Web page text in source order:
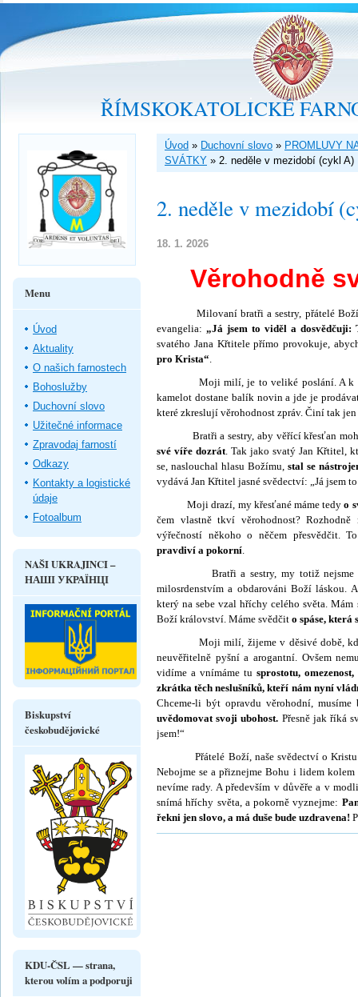
ŘÍMSKOKATOLICKÉ
Úvod » Duchovní slovo » PROMLUVY
SVÁTKY » 2. neděle v mezidobí (cykl A)
2. neděle v mezidobí
18. 1. 2026
Věrohodně
Milovaní bratři a sestry, přátelé Boží! V
evangelia: „Já jsem to viděl a dosvědčuji:
svatého Jana Křtitele přímo provo­kuje,
pro Krista“.
Moji milí, je to veliké poslání. A k
kamelot dostane balík novin a jde je
které zkreslují věrohod­nost zpráv. Činí tak
Bratři a sestry, aby věřící křesťan mohl
své víře dozrát. Tak jako svatý Jan Křtitel,
se, naslouchal hlasu Božímu, stal se
vydává Jan Křtitel jasné svědectví: „Já jsem
Moji drazí, my křesťané máme tedyo
čem vlastně tkví věrohodnost?
výřečností někoho o něčem přesvěd­čit.
pravdiví a po­korní.
Bratři a sestry, my totiž nejsme nic
milosrdenstvím a obdarováni Boží láskou.
který na sebe vzal hříchy celého světa.
Boží království. Máme svědčit o spáse, která
Moji milí, žijeme v děsivé době, kdy
neuvěřitelně pyšní a aro­gantní. Ovšem
vidíme a vnímáme tusprostotu,
zkrátka těch neslušníků, kteří nám nyní
Chceme-li být opravdu věro­hodní, musíme
uvědomo­vat svoji ubohost. Přesně jak říká
jsem!“
Přátelé Boží, naše svědectví o Kristu
Nebojme se a přiznejme Bohu i lidem kolem
nevíme rady. A především v důvěře a v
snímá hříchy světa, a pokorně vyznejme:
řekni jen slovo, a má duše bude uzdravena!
Menu
Úvod
Aktuality
O našich farnostech
Bohoslužby
Duchovní slovo
Užitečné informace
Zpravodaj farností
Odkazy
Kontakty a logistické
údaje
Fotoalbum
NAŠI UKRAJINCI –
НАШІ УКРАЇНЦІ
Biskupství
českobudějovické
KDU-ČSL — strana,
kterou volím a podporuji